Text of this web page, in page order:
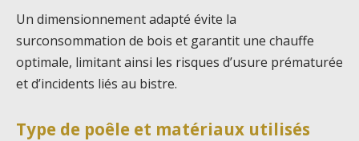
Un dimensionnement adapté évite la
surconsommation de bois et garantit une chauffe
optimale, limitant ainsi les risques d’usure prématurée
et d’incidents liés au bistre.
Type de poêle et matériaux utilisés